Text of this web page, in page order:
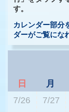
す。
カレンダー部分
ダーがご覧にな
日 月
7/26
7/27